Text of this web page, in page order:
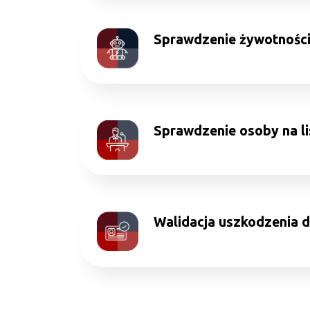
Sprawdzenie
Sprawdzenie osoby na
Walidacja uszkodzenia